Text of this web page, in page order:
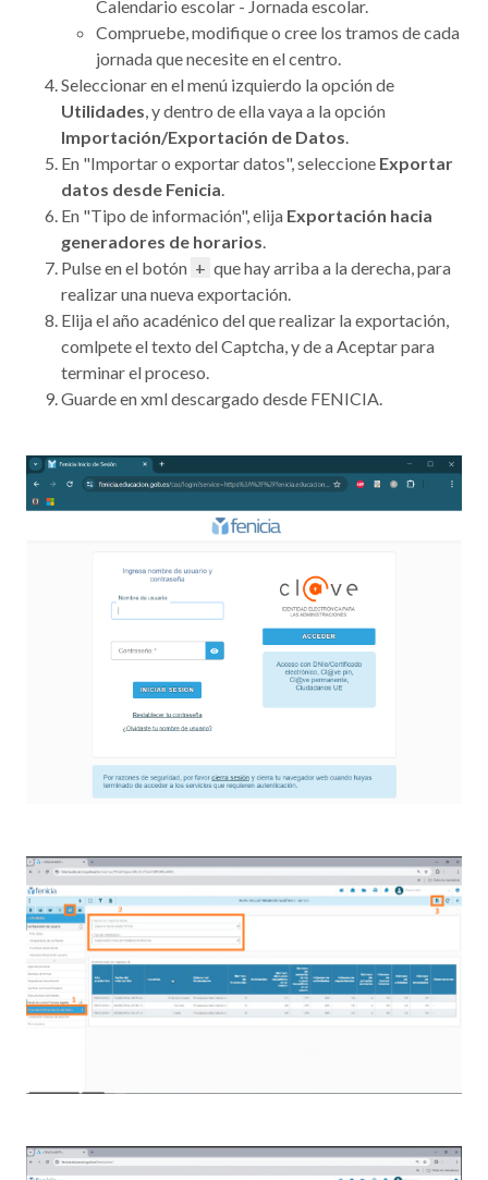
Calendario escolar - Jornada escolar.
Compruebe, modifique o cree los tramos de cada
jornada que necesite en el centro.
Seleccionar en el menú izquierdo la opción de
Utilidades, y dentro de ella vaya a la opción
Importación/Exportación de Datos.
En "Importar o exportar datos", seleccione Exportar
datos desde Fenicia.
En "Tipo de información", elija Exportación hacia
generadores de horarios.
Pulse en el botón + que hay arriba a la derecha, para
realizar una nueva exportación.
Elija el año acadénico del que realizar la exportación,
comlpete el texto del Captcha, y de a Aceptar para
terminar el proceso.
Guarde en xml descargado desde FENICIA.